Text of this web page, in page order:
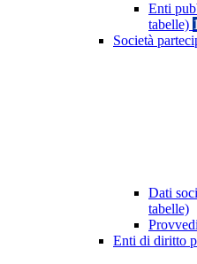
Enti
tabelle) 1
Società
Dati
tabelle)
Enti di diritto